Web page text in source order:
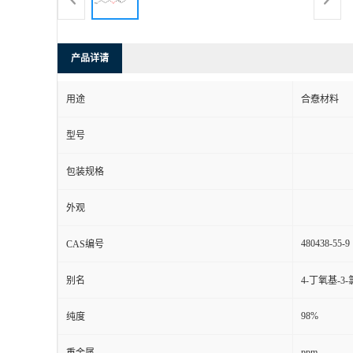
产品详请
用途 合憃材料
型号
包装规格
外观
CAS编号 480438-55-9
别名 4-丁氧基-3-
纯度 98%